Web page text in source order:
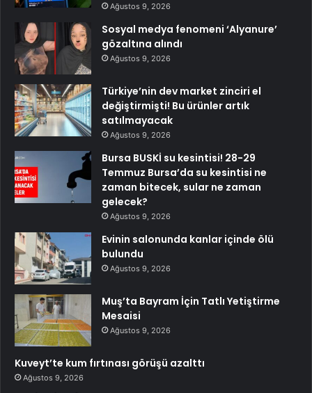
Ağustos 9, 2026
Sosyal medya fenomeni ‘Alyanure’
gözaltına alındı
Ağustos 9, 2026
Türkiye’nin dev market zinciri el
değiştirmişti! Bu ürünler artık
satılmayacak
Ağustos 9, 2026
Bursa BUSKİ su kesintisi! 28-29
Temmuz Bursa’da su kesintisi ne
zaman bitecek, sular ne zaman
gelecek?
Ağustos 9, 2026
Evinin salonunda kanlar içinde ölü
bulundu
Ağustos 9, 2026
Muş’ta Bayram İçin Tatlı Yetiştirme
Mesaisi
Ağustos 9, 2026
Kuveyt’te kum fırtınası görüşü azalttı
Ağustos 9, 2026